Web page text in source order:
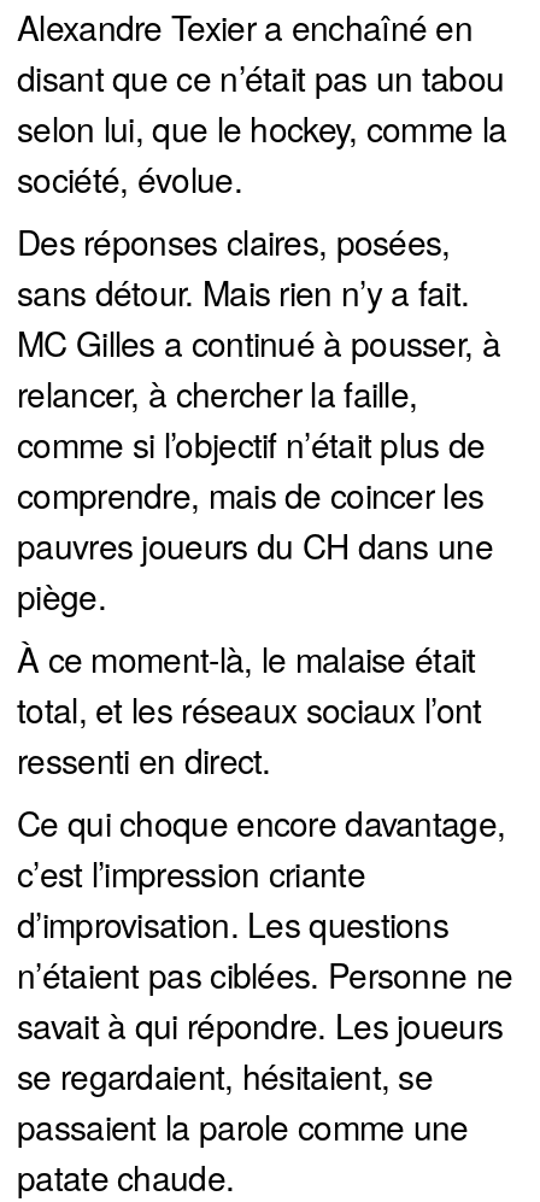
Alexandre Texier a enchaîné en
disant que ce n’était pas un tabou
selon lui, que le hockey, comme la
société, évolue.
Des réponses claires, posées,
sans détour. Mais rien n’y a fait.
MC Gilles a continué à pousser, à
relancer, à chercher la faille,
comme si l’objectif n’était plus de
comprendre, mais de coincer les
pauvres joueurs du CH dans une
piège.
À ce moment-là, le malaise était
total, et les réseaux sociaux l’ont
ressenti en direct.
Ce qui choque encore davantage,
c’est l’impression criante
d’improvisation. Les questions
n’étaient pas ciblées. Personne ne
savait à qui répondre. Les joueurs
se regardaient, hésitaient, se
passaient la parole comme une
patate chaude.